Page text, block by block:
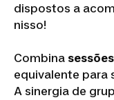
dispostos a
nisso!
Combina
equivalente para
A sinergia de